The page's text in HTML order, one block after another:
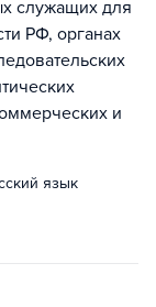
служащих для
РФ, органах
и
язык